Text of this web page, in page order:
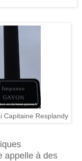
Capitaine Resplandy
appelle à des